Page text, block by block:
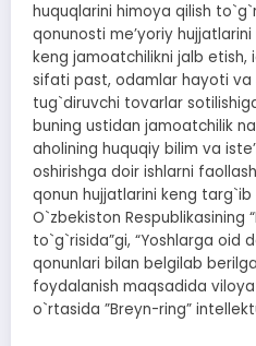
huquqlarini himoya qilish
qonunosti meʼyoriy hujjatlarini
keng jamoatchilikni jalb etish,
sifati past, odamlar hayoti va
tug`diruvchi tovarlar
buning ustidan jamoatchilik
aholining huquqiy bilim va
oshirishga doir ishlarni
qonun hujjatlarini keng targ`ib
O`zbekiston Respublikasining
to`g`risida”gi, “Yoshlarga oid
qonunlari bilan belgilab
foydalanish maqsadida
o`rtasida ”Breyn-ring”